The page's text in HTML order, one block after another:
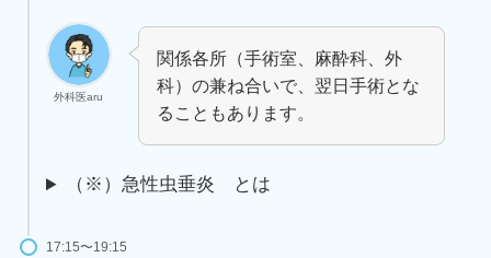
外科医aru
関係各所（手術室、麻酔科、外
科）の兼ね合いで、翌日手術とな
ることもあります。
（※）急性虫垂炎 とは
17:15〜19:15